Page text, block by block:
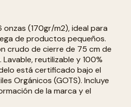
(170gr/m2), ideal para
de productos pequeños.
crudo de cierre de 75 cm de
reutilizable y 100%
está certificado bajo el
Orgánicos (GOTS). Incluye
de la marca y el